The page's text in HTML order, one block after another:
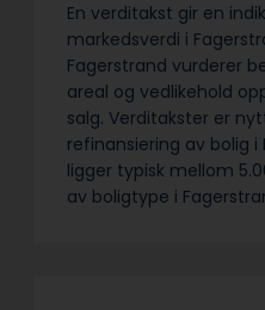
En verditakst gir en
markedsverdi i
Fagerstrand vurderer
areal og vedlikehold
salg. Verditakster er
refinansiering av bolig i
ligger typisk mellom
av boligtype i